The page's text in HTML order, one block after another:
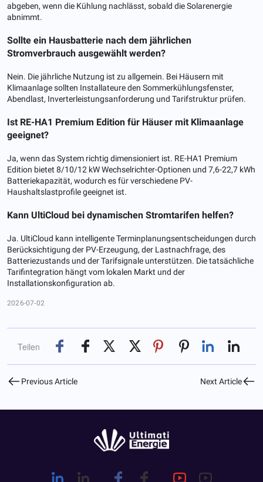
abgeben, wenn die Kühlung nachlässt, sobald die Solarenergie
abnimmt.
Sollte ein Hausbatterie nach dem jährlichen
Stromverbrauch ausgewählt werden?
Nein. Die jährliche Nutzung ist zu allgemein. Bei Häusern mit
Klimaanlage sollten Installateure den Sommerkühlungsfenster,
Abendlast, Inverterleistungsanforderung und Tarifstruktur prüfen.
Ist RE-HA1 Premium Edition für Häuser mit Klimaanlage
geeignet?
Ja, wenn das System richtig dimensioniert ist. RE-HA1 Premium
Edition bietet 8/10/12 kW Wechselrichter-Optionen und 7,6-22,7 kWh
Batteriekapazität, wodurch es für verschiedene PV-
Haushaltslastprofile geeignet ist.
Kann UltiCloud bei dynamischen Stromtarifen helfen?
Ja. UltiCloud kann intelligente Terminplanungsentscheidungen durch
Berücksichtigung der PV-Erzeugung, der Lastnachfrage, des
Batteriezustands und der Tarifsignale unterstützen. Die tatsächliche
Tarifintegration hängt vom lokalen Markt und der
Installationskonfiguration ab.
2026-07-02
Teilen
Previous Article Next Article